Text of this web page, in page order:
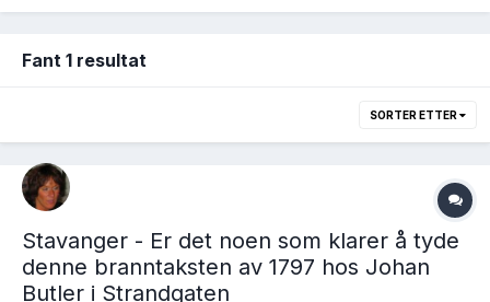
Fant 1 resultat
SORTER ETTER
Stavanger - Er det noen som klarer å tyde
denne branntaksten av 1797 hos Johan
Butler i Strandgaten